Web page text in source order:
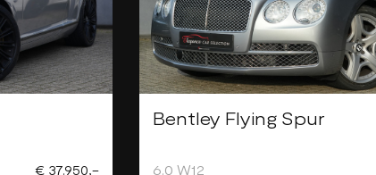
€ 37.950,-
Bentley Flying Spur
6.0 W12